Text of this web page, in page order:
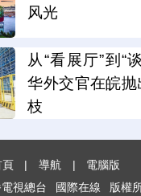
风光
从“看展厅”到“
华外交官在皖
枝
頁 | 導航 |
電腦版
視總台
國際在線 版權